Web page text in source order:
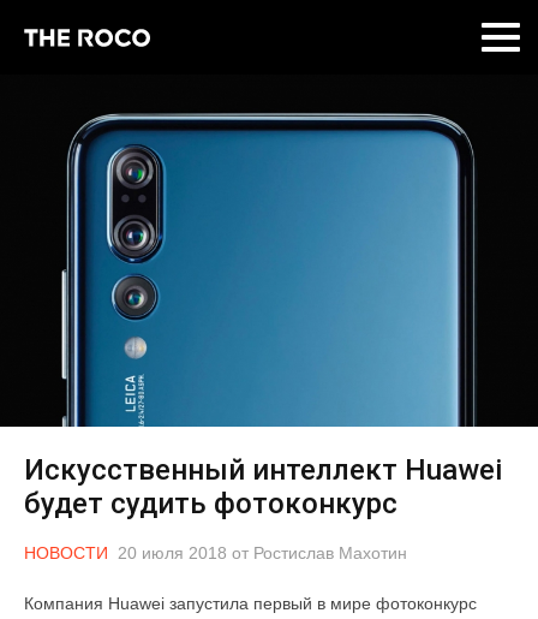
Искусственный интеллект Huawei
будет судить фотоконкурс
НОВОСТИ 20 июля 2018 от Ростислав Махотин
Компания Huawei запустила первый в мире фотоконкурс